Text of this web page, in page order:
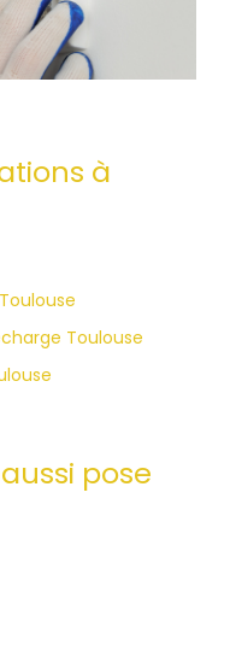
à
Toulouse
pose